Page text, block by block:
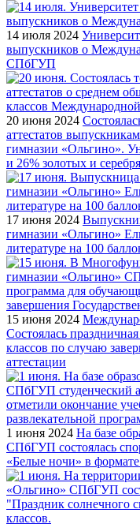
14 июля 2024
выпускников о
СПбГУП
20 июня 2024
аттестатов
гимназии «Ольгино».
и 26% золотых и
17 июня 2024
гимназии «Ольгино»
литературе на 100
15 июня 2024
Состоялась
классов по случаю
аттестации
1 июня 2024 На базе
СПбГУП состоялась
«Белые ночи» в формате